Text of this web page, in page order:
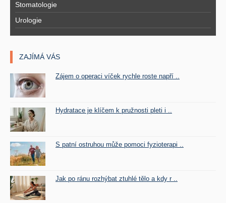
Stomatologie
Urologie
ZAJÍMÁ VÁS
Zájem o operaci víček rychle roste napří ..
Hydratace je klíčem k pružnosti pleti i ..
S patní ostruhou může pomoci fyzioterapi ..
Jak po ránu rozhýbat ztuhlé tělo a kdy r ..